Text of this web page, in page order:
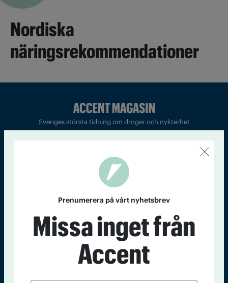
Nordiska
näringsrekommendationer
Sveriges största tidning om droger och nykterhet
Tidningen Accent, A4, Bondegatan 21, 116 33 Stockholm
accent@iogt.se
Chefredaktör och ansvarig utgivare: Barbro Janson Lundkvist,
barbro@a4.se.
Kontakt Om Tidningen Tidningsarkiv In English
Prenumerera på vårt nyhetsbrev
Missa inget från
Accent